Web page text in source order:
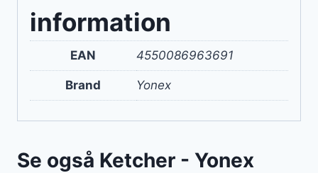
information
EAN 4550086963691
Brand Yonex
Se også Ketcher - Yonex